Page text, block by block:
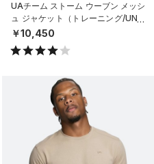
UAチーム ストーム ウーブン メッシ
ュ ジャケット（トレーニング/UNIS
EX）
￥10,450